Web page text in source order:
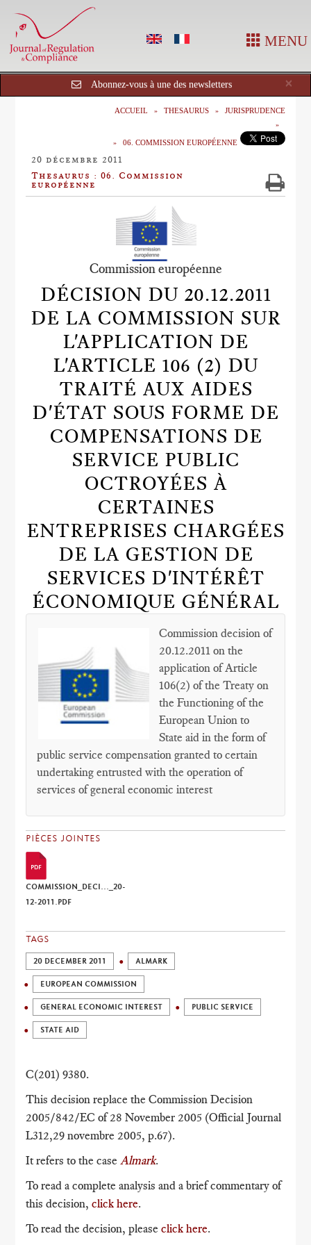
MENU
×
Abonnez-vous à une des newsletters
ACCUEIL THESAURUS JURISPRUDENCE
06. COMMISSION EUROPÉENNE
20 décembre 2011
Thesaurus : 06. Commission
européenne
Commission européenne
DÉCISION DU 20.12.2011
DE LA COMMISSION SUR
L'APPLICATION DE
L'ARTICLE 106 (2) DU
TRAITÉ AUX AIDES
D'ÉTAT SOUS FORME DE
COMPENSATIONS DE
SERVICE PUBLIC
OCTROYÉES À
CERTAINES
ENTREPRISES CHARGÉES
DE LA GESTION DE
SERVICES D'INTÉRÊT
ÉCONOMIQUE GÉNÉRAL
Commission decision of
20.12.2011 on the
application of Article
106(2) of the Treaty on
the Functioning of the
European Union to
State aid in the form of
public service compensation granted to certain
undertaking entrusted with the operation of
services of general economic interest
PIÈCES JOINTES
COMMISSION_DECI..._20-
12-2011.PDF
TAGS
20 DECEMBER 2011 ALMARK
EUROPEAN COMMISSION
GENERAL ECONOMIC INTEREST PUBLIC SERVICE
STATE AID
C(201) 9380.
This decision replace the Commission Decision
2005/842/EC of 28 November 2005 (Official Journal
L312,29 novembre 2005, p.67).
It refers to the case Almark.
To read a complete analysis and a brief commentary of
this decision,click here.
To read the decision, pleaseclick here.